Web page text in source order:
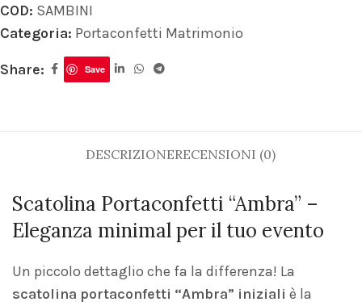
COD: SAMBINI
Categoria: Portaconfetti Matrimonio
Share: Save
DESCRIZIONERECENSIONI (0)
Scatolina Portaconfetti “Ambra” –
Eleganza minimal per il tuo evento
Un piccolo dettaglio che fa la differenza! La
scatolina portaconfetti “Ambra” iniziali è la